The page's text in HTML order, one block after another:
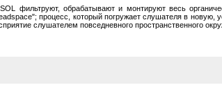
фильтруют, обрабатывают и монтируют весь
процесс, который погружает слушателя в
слушателем повседневного пространственного